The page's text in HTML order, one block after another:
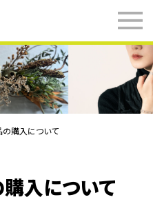
の購入について
購入について